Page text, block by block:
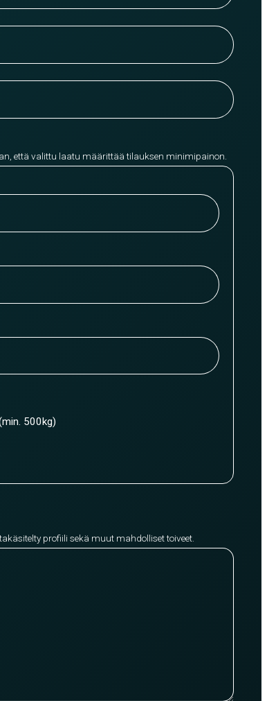
että valittu laatu määrittää tilauksen minimipainon.
500kg)
profiili sekä muut mahdolliset toiveet.